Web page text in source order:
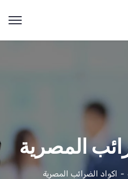
المصرية
اكواد الضرائب المصرية